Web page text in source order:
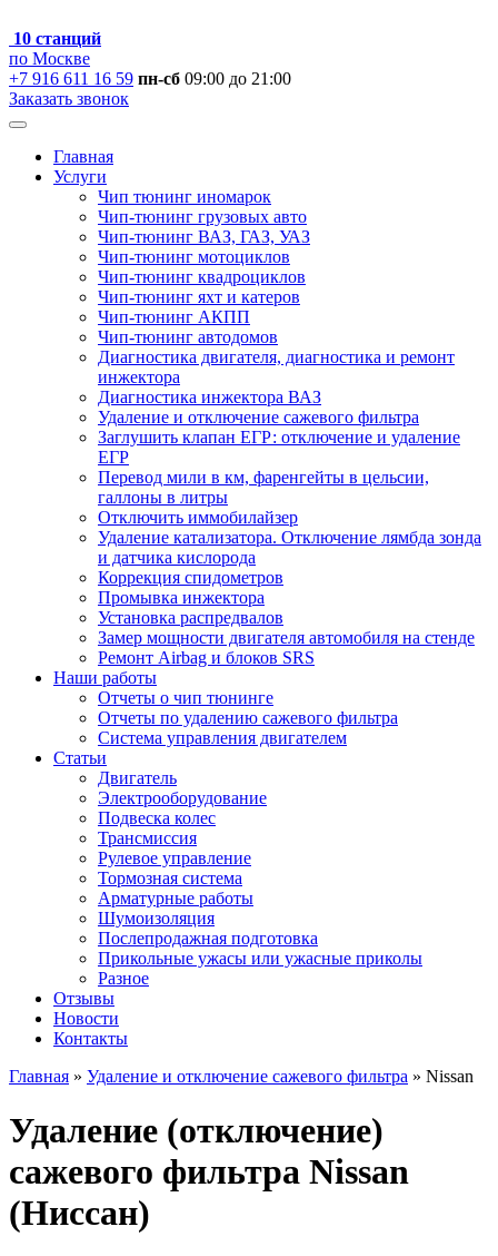
10 станций
по Москве
+7 916 611 16 59 пн-сб 09:00 до 21:00
Заказать звонок
Главная
Услуги
Чип тюнинг иномарок
Чип-тюнинг грузовых авто
Чип-тюнинг ВАЗ, ГАЗ, УАЗ
Чип-тюнинг мотоциклов
Чип-тюнинг квадроциклов
Чип-тюнинг яхт и катеров
Чип-тюнинг АКПП
Чип-тюнинг автодомов
Диагностика двигателя, диагностика и ремонт
инжектора
Диагностика инжектора ВАЗ
Удаление и отключение сажевого фильтра
Заглушить клапан ЕГР: отключение и удаление
ЕГР
Перевод мили в км, фаренгейты в цельсии,
галлоны в литры
Отключить иммобилайзер
Удаление катализатора. Отключение лямбда зонда
и датчика кислорода
Коррекция спидометров
Промывка инжектора
Установка распредвалов
Замер мощности двигателя автомобиля на стенде
Ремонт Airbag и блоков SRS
Наши работы
Отчеты о чип тюнинге
Отчеты по удалению сажевого фильтра
Система управления двигателем
Статьи
Двигатель
Электрооборудование
Подвеска колес
Трансмиссия
Рулевое управление
Тормозная система
Арматурные работы
Шумоизоляция
Послепродажная подготовка
Прикольные ужасы или ужасные приколы
Разное
Отзывы
Новости
Контакты
Главная » Удаление и отключение сажевого фильтра » Nissan
Удаление (отключение)
сажевого фильтра Nissan
(Ниссан)